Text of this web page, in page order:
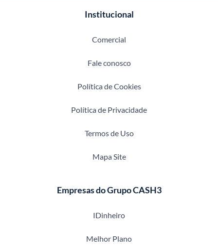
Institucional
Comercial
Fale conosco
Política de Cookies
Política de Privacidade
Termos de Uso
Mapa Site
Empresas do Grupo CASH3
IDinheiro
Melhor Plano